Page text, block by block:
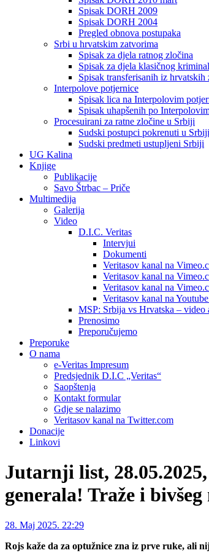
Spisak DORH 2009
Spisak DORH 2004
Pregled obnova postupaka
Srbi u hrvatskim zatvorima
Spisak za djela ratnog zločina
Spisak za djela klasičnog
Spisak transferisanih iz hrvatskih
Interpolove potjernice
Spisak lica na Interpolovim
Spisak uhapšenih po
Procesuirani za ratne zločine u Srbiji
Sudski postupci pokrenuti u Srbiji
Sudski predmeti ustupljeni Srbiji
UG Kalina
Knjige
Publikacije
Savo Štrbac – Priče
Multimedija
Galerija
Video
D.I.C. Veritas
Intervjui
Dokumenti
Veritasov kanal na
Veritasov kanal na
Veritasov kanal na
Veritasov kanal na
MSP: Srbija vs Hrvatska – video
Prenosimo
Preporučujemo
Preporuke
O nama
e-Veritas Impresum
Predsjednik D.I.C „Veritas“
Saopštenja
Kontakt formular
Gdje se nalazimo
Veritasov kanal na Twitter.com
Donacije
Linkovi
Jutarnji list,
generala! Traže i
28. Maj 2025. 22:29
Rojs kaže da za optužnice zna iz prve ruke, ali